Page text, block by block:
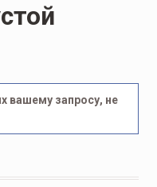
вашему запросу, не